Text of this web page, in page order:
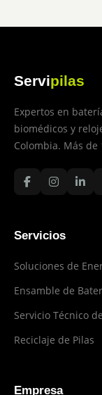
Servipilas
Expertos en
biomédicos y
Colombia. Más
Servicios
Soluciones de
Ensamble de
Servicio Técnico
Reciclaje de Pilas
Empresa